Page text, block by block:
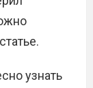
узнать